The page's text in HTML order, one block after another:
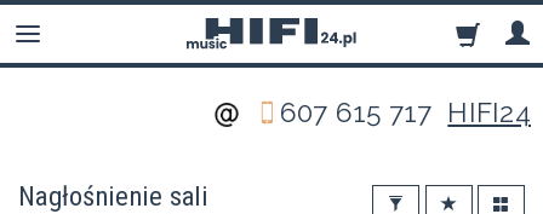
607 615 717 HIFI24
Nagłośnienie sali